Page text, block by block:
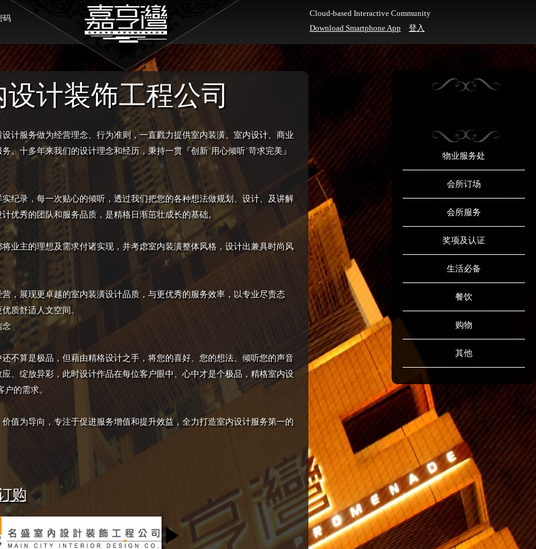
码
Cloud-based Interactive Community
Download Smartphone App
登入
物业服务处
会所订场
会所服务
奖项及认证
生活必备
餐饮
购物
其他
计装饰工程公司
计服务做为经营理念、行为准则，一直戮力提供室内装潢、室内设计、商业
。十多年来我们的设计理念和经历，秉持一贯『创新˙用心倾听˙苛求完美』
纪录，每一次贴心的倾听，透过我们把您的各种想法做规划、设计、及讲解
优秀的团队和服务品质，是精格日渐茁壮成长的基础。
业主的理想及需求付诸实现，并考虑室内装潢整体风格，设计出兼具时尚风
，展现更卓越的室内装潢设计品质，与更优秀的服务效率，以专业尽责态
质舒适人文空间。
念
不算是极品，但藉由精格设计之手，将您的喜好、您的想法、倾听您的声音
、绽放异彩，此时设计作品在每位客户眼中、心中才是个极品，精格室内设
的需求。
值为导向，专注于促进服务增值和提升效益，全力打造室内设计服务第一的
购